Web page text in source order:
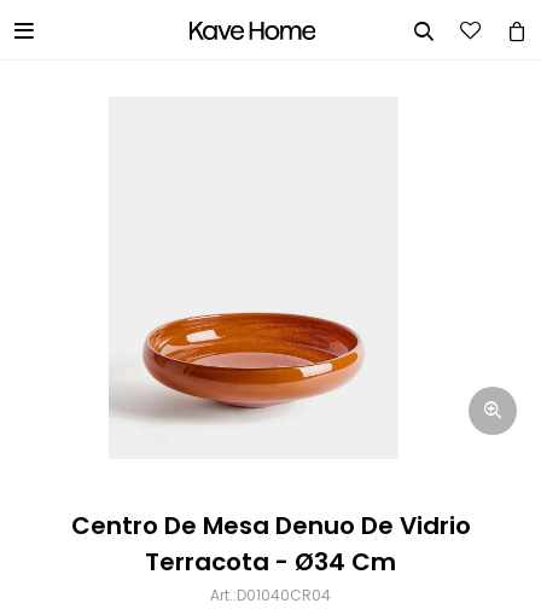
 
Centro De Mesa Denuo De Vidrio
Terracota - Ø34 Cm
D01040CR04
Correo electrónico